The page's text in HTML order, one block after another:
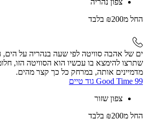
החל מ₪200 בלבד
ים של אהבה סוויטה לפי שעה בנהריה על הים,
שתרצו להימצא בו עכשיו הוא הסוויטה הזו,
מדמיינים אותה, במרחק כל כך קצר מהים.
Good Time 99 גוד טיים
צפון שזור
החל מ₪200 בלבד